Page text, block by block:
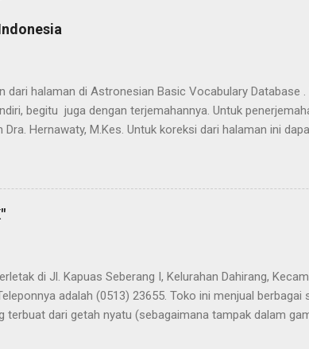
dari halaman di Astronesian Basic Vocabulary Database
begitu juga dengan terjemahannya. Untuk
Hernawaty, M.Kes. Untuk koreksi dari halaman ini
di Jl. Kapuas Seberang I, Kelurahan Dahirang,
adalah (0513) 23655. Toko ini menjual
terbuat dari getah nyatu (sebagaimana tampak dalam